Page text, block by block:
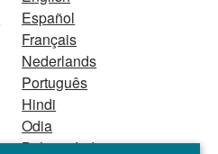
Español
Français
Nederlands
Português
Hindi
Odia
Bahasa Indonesia